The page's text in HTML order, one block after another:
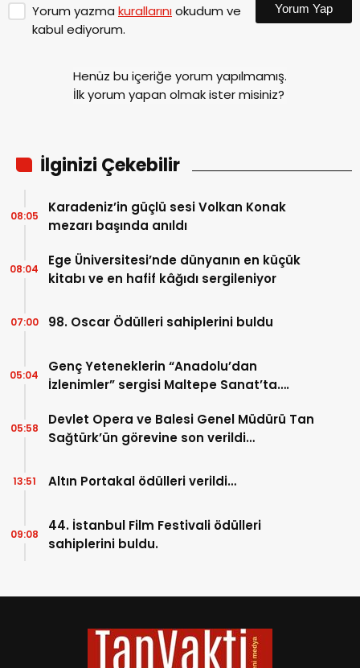
Yorum yazma kurallarınıokudum ve
kabul ediyorum.
Yorum Yap
Henüz bu içeriğe yorum yapılmamış.
İlk yorum yapan olmak ister misiniz?
İlginizi Çekebilir
Karadeniz’in güçlü sesi Volkan Konak
mezarı başında anıldı
08:05
Ege Üniversitesi’nde dünyanın en küçük
kitabı ve en hafif kâğıdı sergileniyor
08:04
98. Oscar Ödülleri sahiplerini buldu
07:00
Genç Yeteneklerin “Anadolu’dan
İzlenimler” sergisi Maltepe Sanat’ta….
05:04
Devlet Opera ve Balesi Genel Müdürü Tan
Sağtürk’ün görevine son verildi…
05:58
Altın Portakal ödülleri verildi…
13:51
44. İstanbul Film Festivali ödülleri
sahiplerini buldu.
09:08